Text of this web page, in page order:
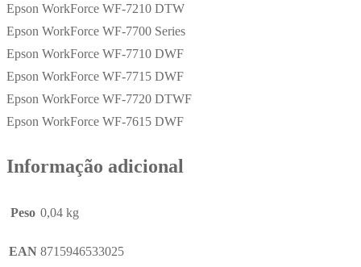
Epson WorkForce WF-7210 DTW
Epson WorkForce WF-7700 Series
Epson WorkForce WF-7710 DWF
Epson WorkForce WF-7715 DWF
Epson WorkForce WF-7720 DTWF
Epson WorkForce WF-7615 DWF
Informação adicional
Peso 0,04 kg
EAN 8715946533025